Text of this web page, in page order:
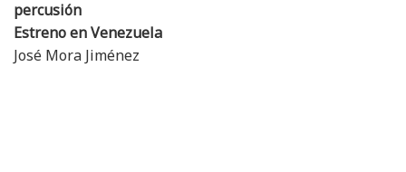
percusión
Estreno en Venezuela
José Mora Jiménez